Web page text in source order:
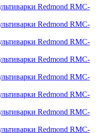
Redmond RMC-
Redmond RMC-
Redmond RMC-
Redmond RMC-
Redmond RMC-
Redmond RMC-
Redmond RMC-
Redmond RMC-